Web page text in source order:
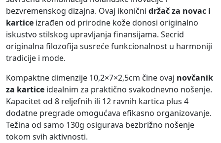
bezvremenskog dizajna. Ovaj ikonični držač za novac i
kartice izrađen od prirodne kože donosi originalno
iskustvo stilskog upravljanja finansijama. Secrid
originalna filozofija susreće funkcionalnost u harmoniji
tradicije i mode.
Kompaktne dimenzije 10,2×7×2,5cm čine ovaj novčanik
za kartice idealnim za praktično svakodnevno nošenje.
Kapacitet od 8 reljefnih ili 12 ravnih kartica plus 4
dodatne pregrade omogućava efikasno organizovanje.
Težina od samo 130g osigurava bezbrižno nošenje
tokom svih aktivnosti.